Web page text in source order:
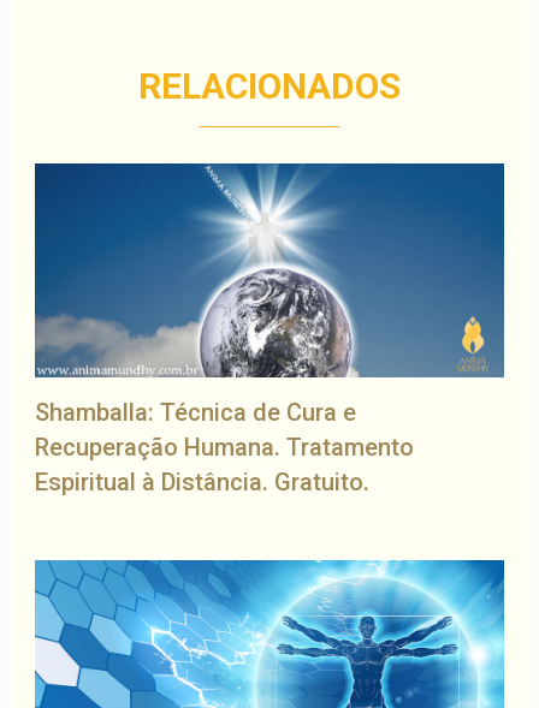
RELACIONADOS
Shamballa: Técnica de Cura e
Recuperação Humana. Tratamento
Espiritual à Distância. Gratuito.